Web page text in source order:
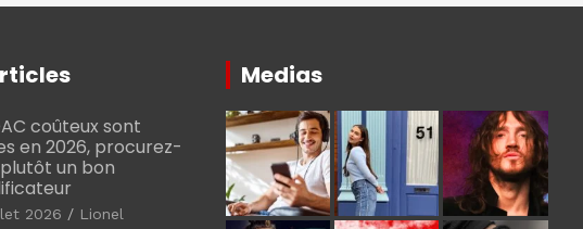
coûteux sont
en 2026, procurez-
un bon
2026 Lionel
Medias